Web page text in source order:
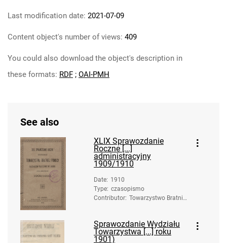
Last modification date: 2021-07-09
Content object's number of views: 409
You could also download the object's description in
these formats: RDF ; OAI-PMH
See also
XLIX Sprawozdanie
Roczne [...]
administracyjny
1909/1910
Date: 1910
Type: czasopismo
Contributor: Towarzystwo Bratniej
Sprawozdanie Wydziału
Towarzystwa [...] roku
1901)